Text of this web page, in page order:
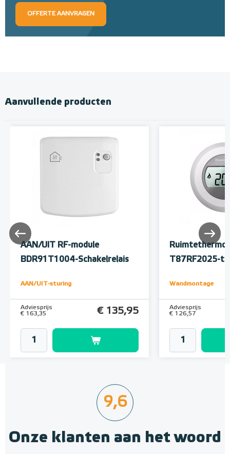
OFFERTE AANVRAGEN
Aanvullende producten
AAN/UIT RF-module
BDR91T1004-Schakelrelais
AAN/UIT-sturing
Adviesprijs
€ 163,35
€ 135,95
T87RF2025-
Wandmontage
Adviesprijs
€ 126,57
9,6
Onze klanten aan het woord